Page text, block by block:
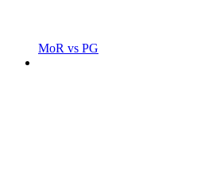
MoR vs PG